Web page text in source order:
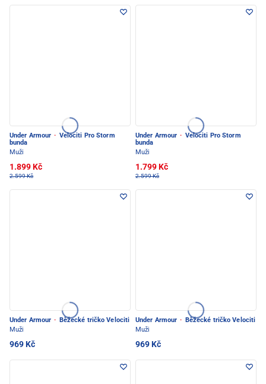
Under Armour · Velociti Pro Storm
bunda
Muži
1.899 Kč
2.599 Kč
Under Armour · Velociti Pro Storm
bunda
Muži
1.799 Kč
2.599 Kč
Under Armour ·
Běžecké tričko Velociti
Muži
969 Kč
Under Armour ·
Běžecké tričko Velociti
Muži
969 Kč